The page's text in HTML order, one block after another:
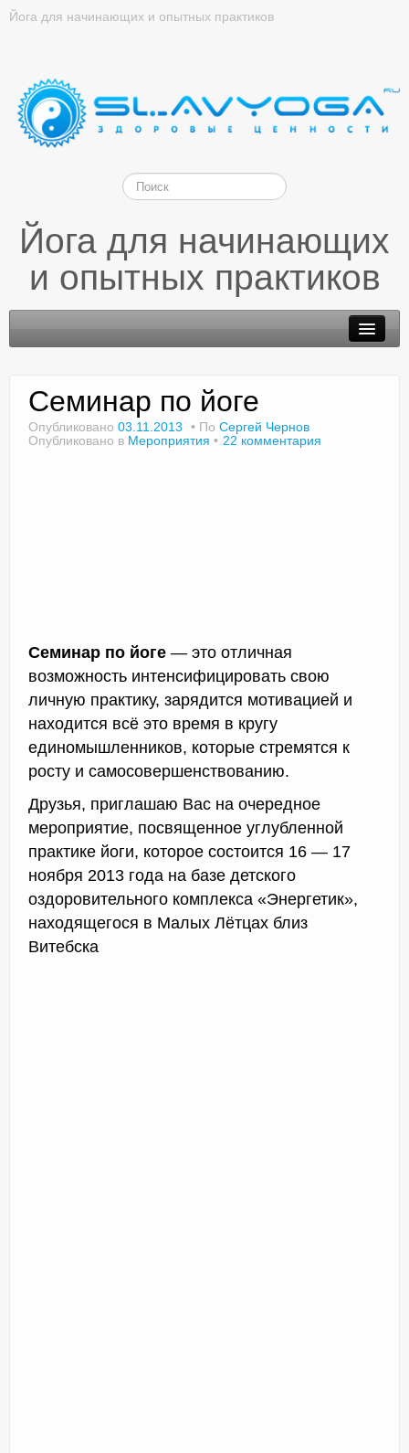
Йога для начинающих и опытных практиков
Йога для начинающих
и опытных практиков
Контакты
Семинар по йоге
Опубликовано 03.11.2013 По Сергей Чернов
Опубликовано в Мероприятия 22 комментария
Семинар по йоге — это отличная
возможность интенсифицировать свою
личную практику, зарядится мотивацией и
находится всё это время в кругу
единомышленников, которые стремятся к
росту и самосовершенствованию.
Друзья, приглашаю Вас на очередное
мероприятие, посвященное углубленной
практике йоги, которое состоится 16 — 17
ноября 2013 года на базе детского
оздоровительного комплекса «Энергетик»,
находящегося в Малых Лётцах близ
Витебска